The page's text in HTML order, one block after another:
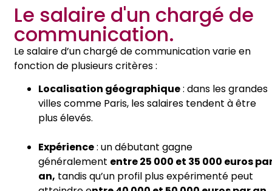
Le salaire d'un chargé de
communication.
Le salaire d’un chargé de communication varie en
fonction de plusieurs critères :
Localisation géographique: dans les grandes
villes comme Paris, les salaires tendent à être
plus élevés.
Expérience: un débutant gagne
généralement entre 25 000 et 35 000 euros
an, tandis qu’un profil plus expérimenté peut